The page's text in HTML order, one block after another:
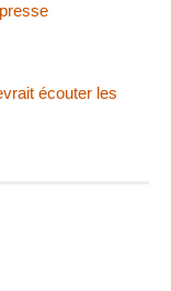
écouter les